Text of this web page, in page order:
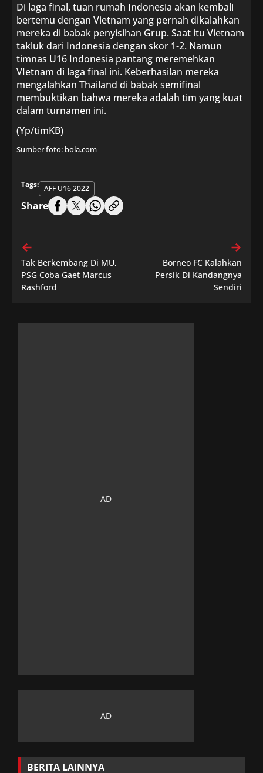
Di laga final, tuan rumah Indonesia akan kembali
bertemu dengan Vietnam yang pernah dikalahkan
mereka di babak penyisihan Grup. Saat itu Vietnam
takluk dari Indonesia dengan skor 1-2. Namun
timnas U16 Indonesia pantang meremehkan
VIetnam di laga final ini. Keberhasilan mereka
mengalahkan Thailand di babak semifinal
membuktikan bahwa mereka adalah tim yang kuat
dalam turnamen ini.
(Yp/timKB)
Sumber foto: bola.com
Tags: AFF U16 2022
Share
Tak Berkembang Di MU,
PSG Coba Gaet Marcus
Rashford
Borneo FC Kalahkan
Persik Di Kandangnya
Sendiri
BERITA LAINNYA